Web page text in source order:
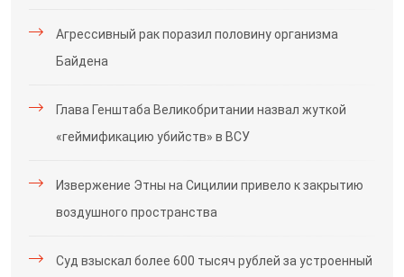
Агрессивный рак поразил половину организма
Байдена
Глава Генштаба Великобритании назвал жуткой
«геймификацию убийств» в ВСУ
Извержение Этны на Сицилии привело к закрытию
воздушного пространства
Суд взыскал более 600 тысяч рублей за устроенный